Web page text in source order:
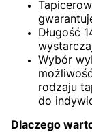
Długość
Wybór
rodzaju
do
Dlaczego